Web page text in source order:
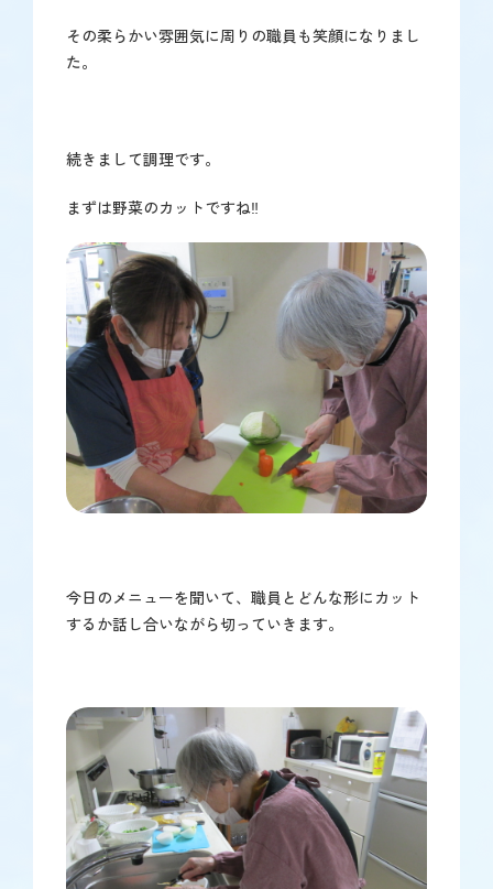
その柔らかい雰囲気に周りの職員も笑顔になりまし
た。
続きまして調理です。
まずは野菜のカットですね‼
今日のメニューを聞いて、職員とどんな形にカット
するか話し合いながら切っていきます。